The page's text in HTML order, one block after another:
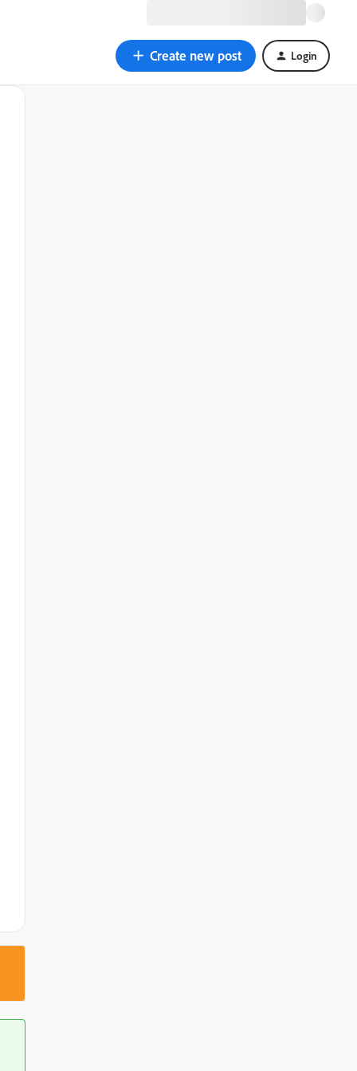
Create new post Login